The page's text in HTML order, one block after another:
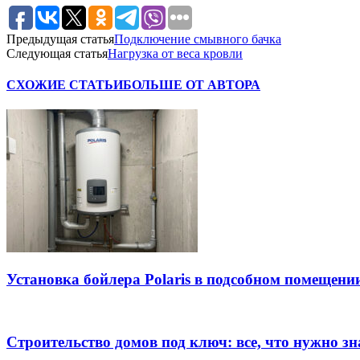
Предыдущая статьяПодключение смывного бачка
Следующая статьяНагрузка от веса кровли
СХОЖИЕ СТАТЬИБОЛЬШЕ ОТ АВТОРА
Установка бойлера Polaris в подсобном
Строительство домов под ключ: все, что нужно